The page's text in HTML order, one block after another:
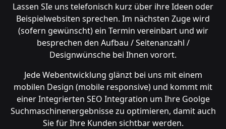
Lassen SIe uns telefonisch kurz über ihre Ideen oder
Beispielwebsiten sprechen. Im nächsten Zuge wird
(sofern gewünscht) ein Termin vereinbart und wir
besprechen den Aufbau / Seitenanzahl /
Designwünsche bei Ihnen vorort.
Jede Webentwicklung glänzt bei uns mit einem
mobilen Design (mobile responsive) und kommt mit
einer Integrierten SEO Integration um Ihre Goolge
Suchmaschinenergebnisse zu optimieren, damit auch
Sie für Ihre Kunden sichtbar werden.